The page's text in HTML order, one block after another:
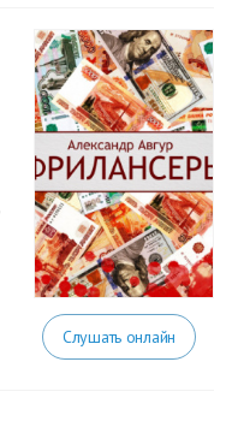
Слушать онлайн